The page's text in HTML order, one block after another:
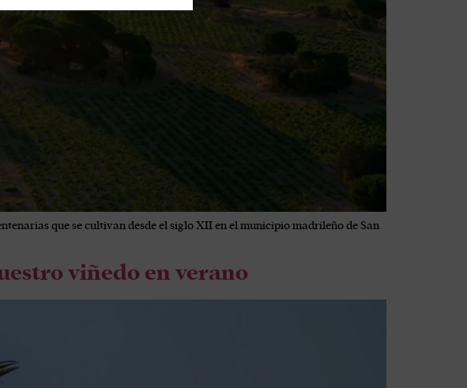
que se cultivan desde el siglo XII en el municipio madrileño de San
viñedo en verano